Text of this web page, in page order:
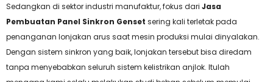
Sedangkan di sektor industri manufaktur, fokus dari Jasa
Pembuatan Panel Sinkron Genset sering kali terletak pada
penanganan lonjakan arus saat mesin produksi mulai dinyalakan.
Dengan sistem sinkron yang baik, lonjakan tersebut bisa diredam
tanpa menyebabkan seluruh sistem kelistrikan anjlok. Itulah